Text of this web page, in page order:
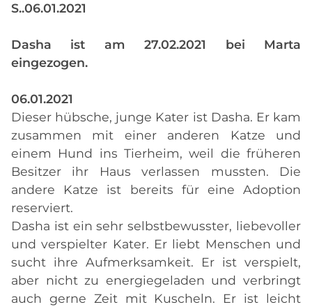
S..06.01.2021
Dasha ist am 27.02.2021 bei Marta
eingezogen.
06.01.2021
Dieser hübsche, junge Kater ist Dasha. Er kam
zusammen mit einer anderen Katze und
einem Hund ins Tierheim, weil die früheren
Besitzer ihr Haus verlassen mussten. Die
andere Katze ist bereits für eine Adoption
reserviert.
Dasha ist ein sehr selbstbewusster, liebevoller
und verspielter Kater. Er liebt Menschen und
sucht ihre Aufmerksamkeit. Er ist verspielt,
aber nicht zu energiegeladen und verbringt
auch gerne Zeit mit Kuscheln. Er ist leicht